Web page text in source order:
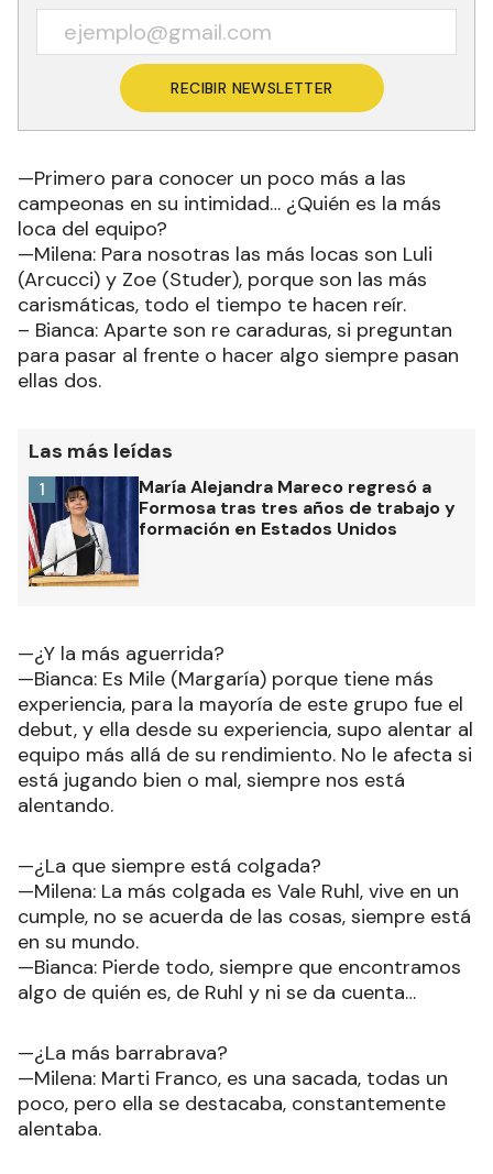
RECIBIR NEWSLETTER
—Primero para conocer un poco más a las
campeonas en su intimidad… ¿Quién es la más
loca del equipo?
—Milena: Para nosotras las más locas son Luli
(Arcucci) y Zoe (Studer), porque son las más
carismáticas, todo el tiempo te hacen reír.
– Bianca: Aparte son re caraduras, si preguntan
para pasar al frente o hacer algo siempre pasan
ellas dos.
Las más leídas
María Alejandra Mareco regresó a
Formosa tras tres años de trabajo y
formación en Estados Unidos
1
—¿Y la más aguerrida?
—Bianca: Es Mile (Margaría) porque tiene más
experiencia, para la mayoría de este grupo fue el
debut, y ella desde su experiencia, supo alentar al
equipo más allá de su rendimiento. No le afecta si
está jugando bien o mal, siempre nos está
alentando.
—¿La que siempre está colgada?
—Milena: La más colgada es Vale Ruhl, vive en un
cumple, no se acuerda de las cosas, siempre está
en su mundo.
—Bianca: Pierde todo, siempre que encontramos
algo de quién es, de Ruhl y ni se da cuenta…
—¿La más barrabrava?
—Milena: Marti Franco, es una sacada, todas un
poco, pero ella se destacaba, constantemente
alentaba.